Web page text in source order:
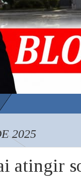
2025
atingir